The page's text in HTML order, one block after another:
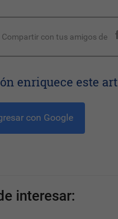
Compartir con tus amigos de
enriquece este
con Google
interesar: